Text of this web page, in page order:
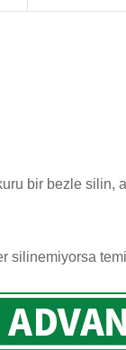
bir bezle silin,
silinemiyorsa